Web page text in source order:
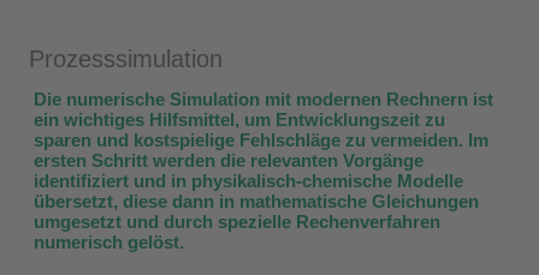
Prozesssimulation
Die numerische Simulation mit modernen Rechnern ist
ein wichtiges Hilfsmittel, um Entwicklungszeit zu
sparen und kostspielige Fehlschläge zu vermeiden. Im
ersten Schritt werden die relevanten Vorgänge
identifiziert und in physikalisch-chemische Modelle
übersetzt, diese dann in mathematische Gleichungen
umgesetzt und durch spezielle Rechenverfahren
numerisch gelöst.